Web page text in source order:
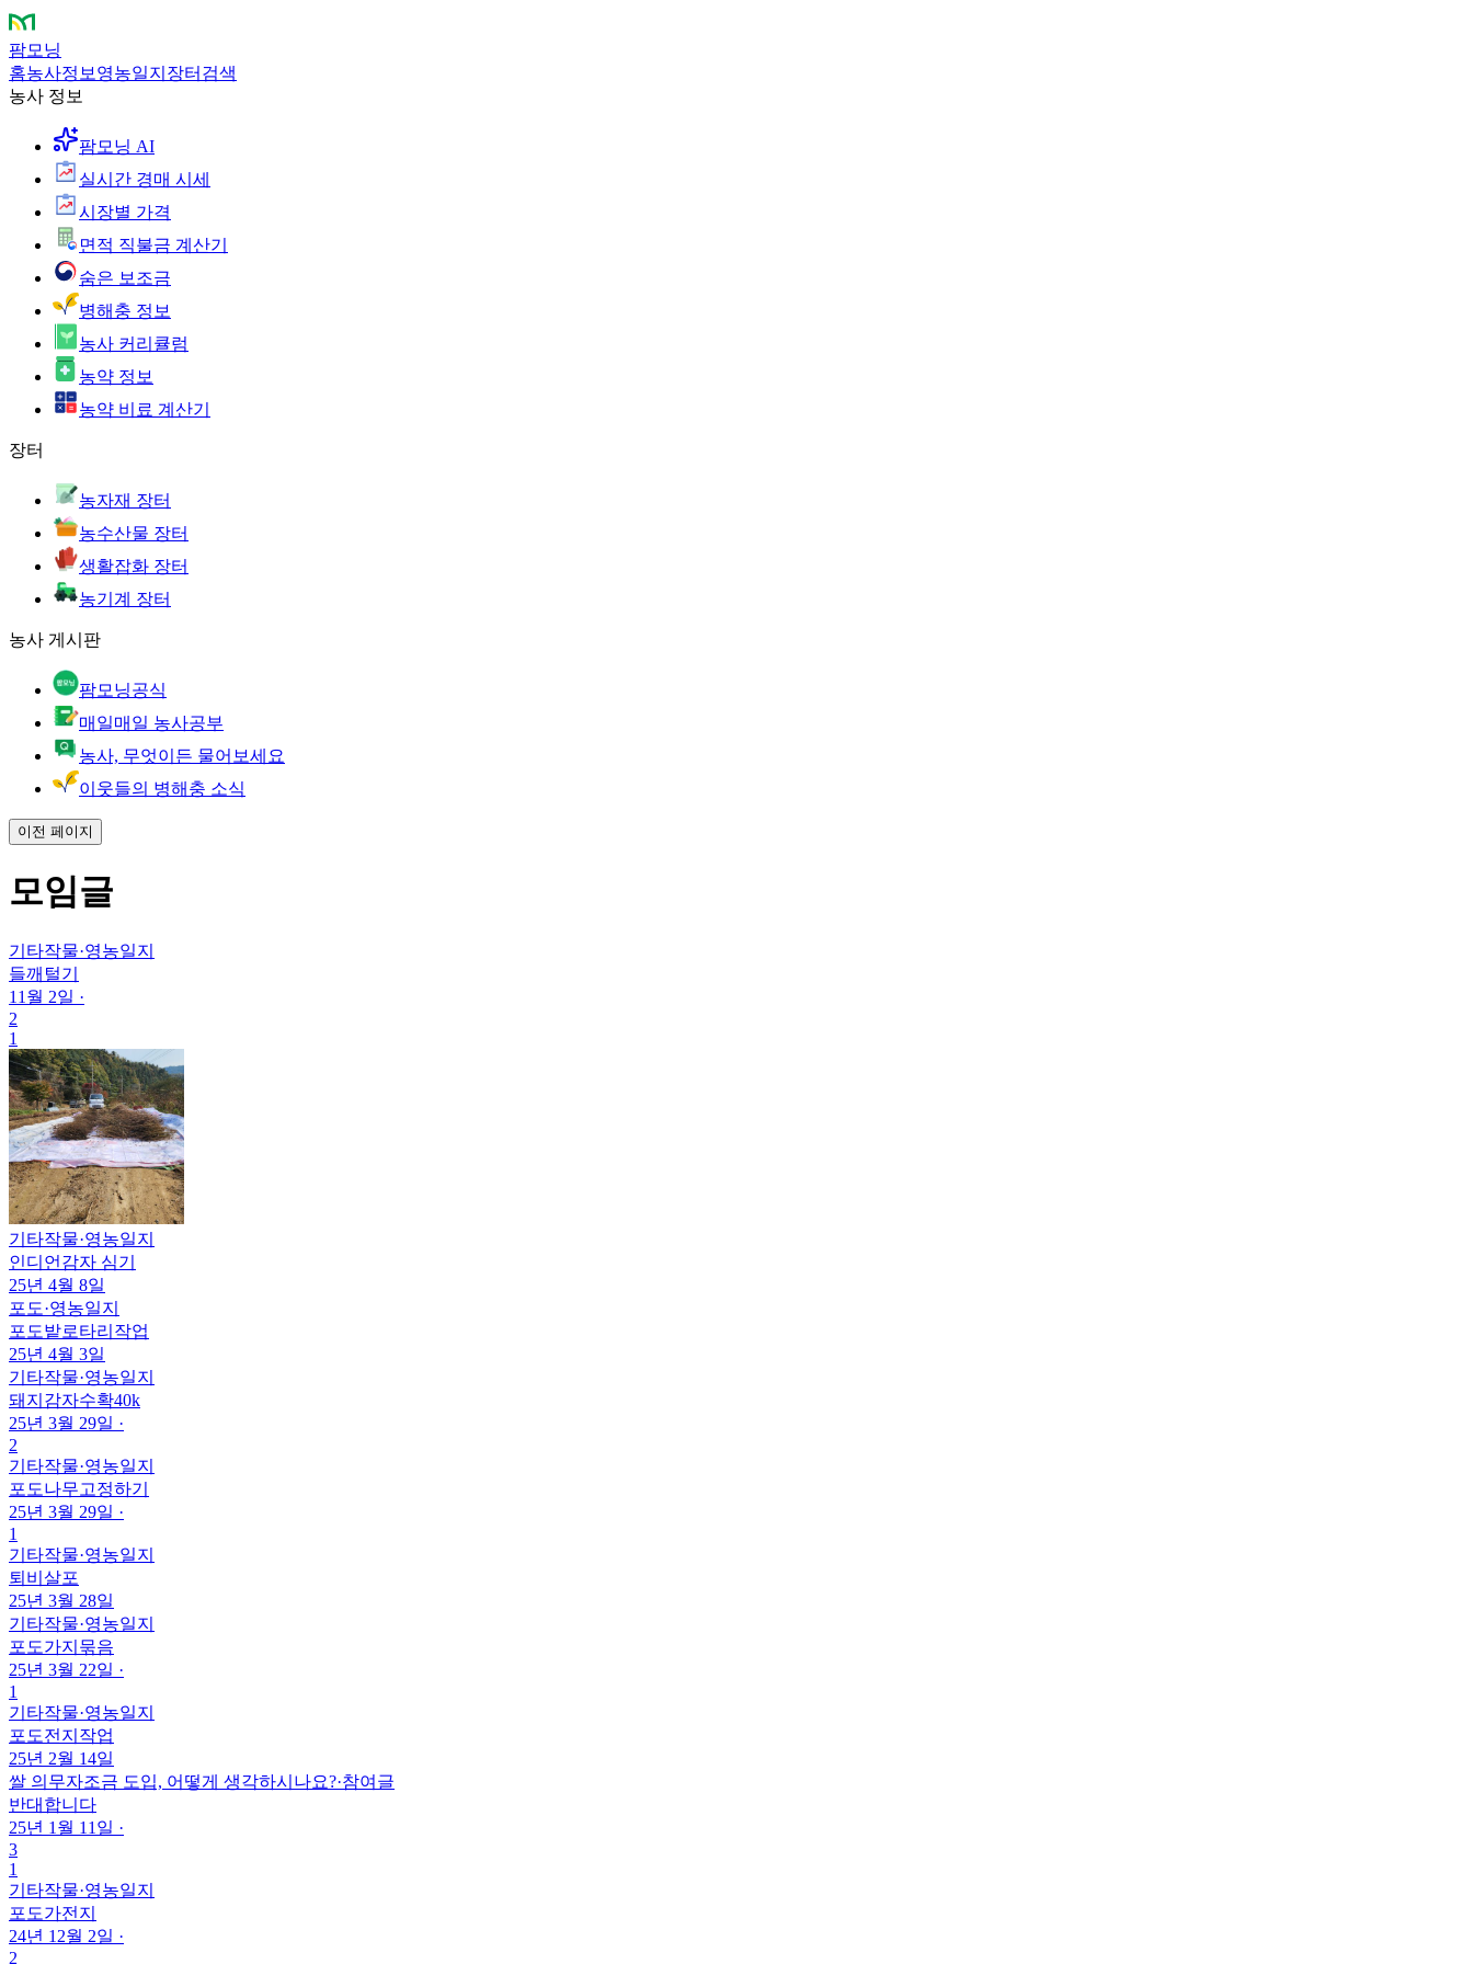
팜모닝
홈농사정보 영농일지 장터 검색
농사 정보
팜모닝 AI
실시간 경매 시세
시장별 가격
면적 직불금 계산기
숨은 보조금
병해충 정보
농사 커리큘럼
농약 정보
농약 비료 계산기
장터
농자재 장터
농수산물 장터
생활잡화 장터
농기계 장터
농사 게시판
팜모닝공식
매일매일 농사공부
농사, 무엇이든 물어보세요
이웃들의 병해충 소식
이전 페이지
모임글
기타작물·영농일지
들깨털기
11월 2일 ·
2
1
기타작물·영농일지
인디언감자 심기
25년 4월 8일
포도·영농일지
포도밭로타리작업
25년 4월 3일
기타작물·영농일지
돼지감자수확40k
25년 3월 29일 ·
2
기타작물·영농일지
포도나무고정하기
25년 3월 29일 ·
1
기타작물·영농일지
퇴비살포
25년 3월 28일
기타작물·영농일지
포도가지묶음
25년 3월 22일 ·
1
기타작물·영농일지
포도전지작업
25년 2월 14일
쌀 의무자조금 도입, 어떻게 생각하시나요?·참여글
반대합니다
25년 1월 11일 ·
3
1
기타작물·영농일지
포도가전지
24년 12월 2일 ·
2